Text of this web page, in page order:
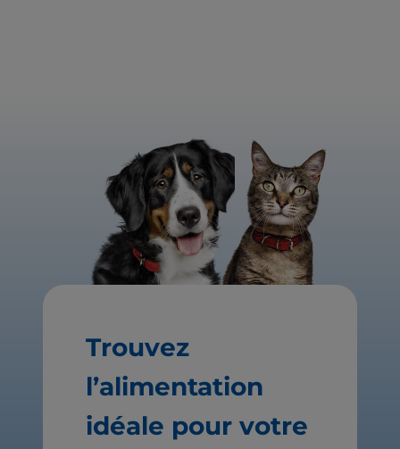
Trouvez
l’alimentation
idéale pour votre